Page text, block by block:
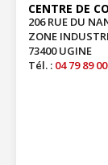
CENTRE DE
206 RUE DU
ZONE
73400 UGINE
Tél. : 04 79 89